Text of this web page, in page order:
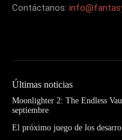
Contáctanos:
Últimas noticias
Moonlighter 2: The Endless
septiembre
El próximo juego de los